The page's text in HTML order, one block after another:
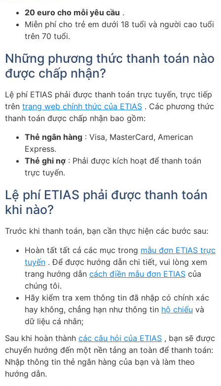
20 euro cho mỗi yêu cầu .
Miễn phí cho trẻ em dưới 18 tuổi và người cao tuổi
trên 70 tuổi.
Những phương thức thanh toán nào
được chấp nhận?
Lệ phí ETIAS phải được thanh toán trực tuyến, trực tiếp
trên trang web chính thức của ETIAS . Các phương thức
thanh toán được chấp nhận bao gồm:
Thẻ ngân hàng : Visa, MasterCard, American
Express.
Thẻ ghi nợ : Phải được kích hoạt để thanh toán
trực tuyến.
Lệ phí ETIAS phải được thanh toán
khi nào?
Trước khi thanh toán, bạn cần thực hiện các bước sau:
Hoàn tất tất cả các mục trong mẫu đơn ETIAS trực
tuyến . Để được hướng dẫn chi tiết, vui lòng xem
trang hướng dẫn cách điền mẫu đơn ETIAS của
chúng tôi.
Hãy kiểm tra xem thông tin đã nhập có chính xác
hay không, chẳng hạn như thông tin hộ chiếu và
dữ liệu cá nhân;
Sau khi hoàn thành các câu hỏi của ETIAS , bạn sẽ được
chuyển hướng đến một nền tảng an toàn để thanh toán:
Nhập thông tin thẻ ngân hàng của bạn và làm theo
hướng dẫn.